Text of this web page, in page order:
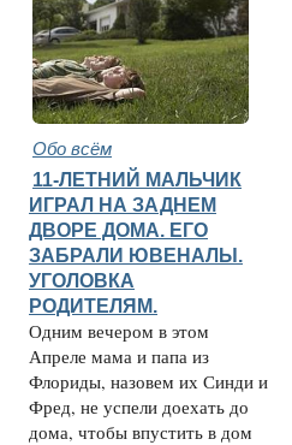
Обо всём
11-ЛЕТНИЙ МАЛЬЧИК
ИГРАЛ НА ЗАДНЕМ
ДВОРЕ ДОМА. ЕГО
ЗАБРАЛИ ЮВЕНАЛЫ.
УГОЛОВКА
РОДИТЕЛЯМ.
Одним вечером в этом
Апреле мама и папа из
Флориды, назовем их Синди и
Фред, не успели доехать до
дома, чтобы впустить в дом